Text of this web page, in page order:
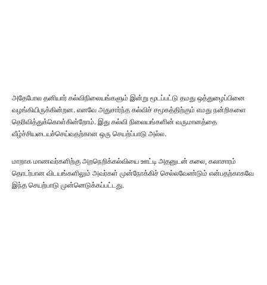
அதேபோல தனியார் கல்விநிலையங்களும் இன்று மூடப்பட்டு தமது ஒத்துழைப்பினை
வழங்கியிருக்கின்றன. எனவே அதுசார்ந்த கல்விச் சமூகத்திற்கும் எமது நன்றிகளை
தெரிவித்துக்கொள்கின்றோம். இது கல்வி நிலையங்களின் வருமானத்தை
வீழ்ச்சியடையச்செய்வதற்கான ஒரு செயற்ப்பாடு அல்ல.
மாறாக மாணவர்களிற்கு அறநெறிக்கல்வியை ஊட்டி அதனுடன் கலை, கலாசாரம்
தொடர்பான விடயங்களிலும் அவர்கள் முன்நோக்கிச் செல்லவேண்டும் என்பதற்காகவே
இந்த செயற்பாடு முன்னெடுக்கப்பட்டது.